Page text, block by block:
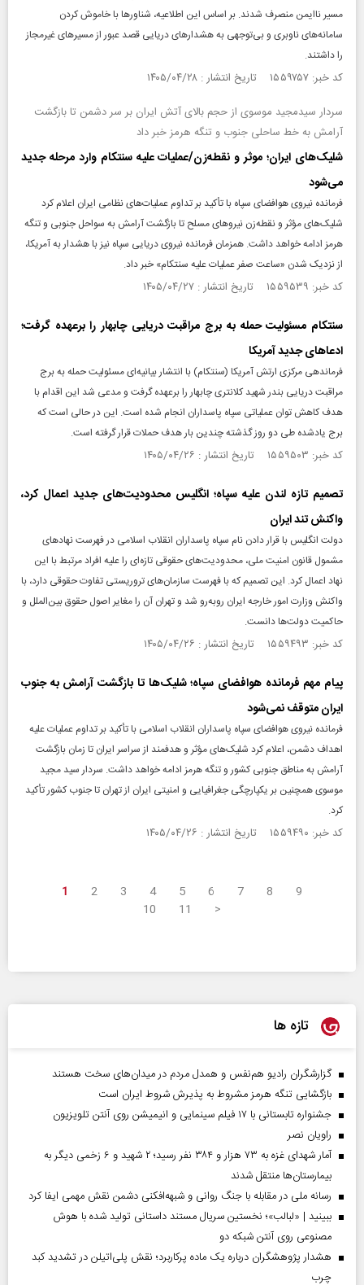
مسیر ناایمن منصرف شدند. بر اساس این اطلاعیه، شناورها با خاموش کردن
سامانه‌های ناوبری و بی‌توجهی به هشدارهای دریایی قصد عبور از مسیرهای غیرمجاز
را داشتند.
کد خبر: ۱۵۵۹۷۵۷ تاریخ انتشار : ۱۴۰۵/۰۴/۲۸
سردار سیدمجید موسوی از حجم بالای آتش ایران بر سر دشمن تا بازگشت
آرامش به خط ساحلی جنوب و تنگه هرمز خبر داد
شلیک‌های ایران؛ موثر و نقطه‌زن/عملیات علیه سنتکام وارد مرحله جدید
می‌شود
فرمانده نیروی هوافضای سپاه با تأکید بر تداوم عملیات‌های نظامی ایران اعلام کرد
شلیک‌های مؤثر و نقطه‌زن نیرو‌های مسلح تا بازگشت آرامش به سواحل جنوبی و تنگه
هرمز ادامه خواهد داشت. همزمان فرمانده نیروی دریایی سپاه نیز با هشدار به آمریکا،
از نزدیک شدن «ساعت صفر عملیات علیه سنتکام» خبر داد.
کد خبر: ۱۵۵۹۵۳۹ تاریخ انتشار : ۱۴۰۵/۰۴/۲۷
سنتکام مسئولیت حمله به برج مراقبت دریایی چابهار را برعهده گرفت؛
ادعاهای جدید آمریکا
فرماندهی مرکزی ارتش آمریکا (سنتکام) با انتشار بیانیه‌ای مسئولیت حمله به برج
مراقبت دریایی بندر شهید کلانتری چابهار را برعهده گرفت و مدعی شد این اقدام با
هدف کاهش توان عملیاتی سپاه پاسداران انجام شده است. این در حالی است که
برج یادشده طی دو روز گذشته چندین بار هدف حملات قرار گرفته است.
کد خبر: ۱۵۵۹۵۰۳ تاریخ انتشار : ۱۴۰۵/۰۴/۲۶
تصمیم تازه لندن علیه سپاه؛ انگلیس محدودیت‌های جدید اعمال کرد،
واکنش تند ایران
دولت انگلیس با قرار دادن نام سپاه پاسداران انقلاب اسلامی در فهرست نهادهای
مشمول قانون امنیت ملی، محدودیت‌های حقوقی تازه‌ای را علیه افراد مرتبط با این
نهاد اعمال کرد. این تصمیم که با فهرست سازمان‌های تروریستی تفاوت حقوقی دارد، با
واکنش وزارت امور خارجه ایران روبه‌رو شد و تهران آن را مغایر اصول حقوق بین‌الملل و
حاکمیت دولت‌ها دانست.
کد خبر: ۱۵۵۹۴۹۳ تاریخ انتشار : ۱۴۰۵/۰۴/۲۶
پیام مهم فرمانده هوافضای سپاه؛ شلیک‌ها تا بازگشت آرامش به جنوب
ایران متوقف نمی‌شود
فرمانده نیروی هوافضای سپاه پاسداران انقلاب اسلامی با تأکید بر تداوم عملیات علیه
اهداف دشمن، اعلام کرد شلیک‌های مؤثر و هدفمند از سراسر ایران تا زمان بازگشت
آرامش به مناطق جنوبی کشور و تنگه هرمز ادامه خواهد داشت. سردار سید مجید
موسوی همچنین بر یکپارچگی جغرافیایی و امنیتی ایران از تهران تا جنوب کشور تأکید
کرد.
کد خبر: ۱۵۵۹۴۹۰ تاریخ انتشار : ۱۴۰۵/۰۴/۲۶
1 2 3 4 5 6 7 8
9
10
11 >
تازه ها
گزارشگران رادیو هم‌نفس و همدل مردم در میدان‌های سخت هستند
بازگشایی تنگه هرمز مشروط به پذیرش شروط ایران است
جشنواره تابستانی با ۱۷ فیلم سینمایی و انیمیشن روی آنتن تلویزیون
راویان نصر
آمار شهدای غزه به ۷۳ هزار و ۳۸۴ نفر رسید؛ ۲ شهید و ۶ زخمی دیگر به
بیمارستان‌ها منتقل شدند
رسانه ملی در مقابله با جنگ روانی و شبهه‌افکنی دشمن نقش مهمی ایفا کرد
ببینید | «لبالب»؛ نخستین سریال مستند داستانی تولید شده با هوش
مصنوعی روی آنتن شبکه دو
هشدار پژوهشگران درباره یک ماده پرکاربرد؛ نقش پلی‌اتیلن در تشدید کبد
چرب